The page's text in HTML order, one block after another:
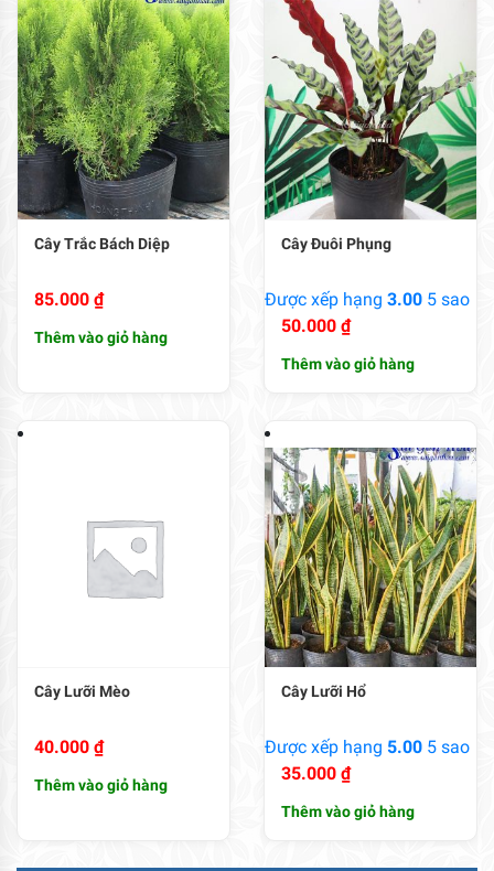
Cây Trắc Bách Diệp
85.000 ₫
Thêm vào giỏ hàng
Cây Đuôi Phụng
Được xếp hạng 3.00 5 sao
50.000 ₫
Thêm vào giỏ hàng
Cây Lưỡi Mèo
40.000 ₫
Thêm vào giỏ hàng
Cây Lưỡi Hổ
Được xếp hạng 5.00 5 sao
35.000 ₫
Thêm vào giỏ hàng